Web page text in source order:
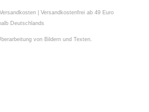
| Versandkostenfrei ab 49 Euro
Deutschlands
von Bildern und Texten.